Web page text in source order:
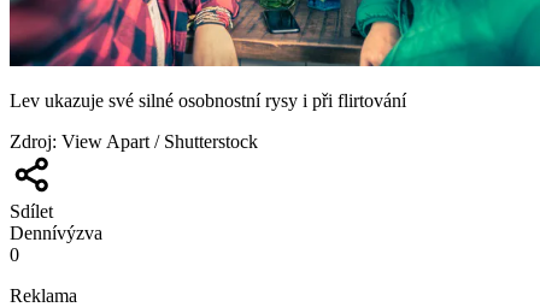
Lev ukazuje své silné osobnostní rysy i při flirtování
Zdroj: View Apart / Shutterstock
Sdílet
Dennívýzva
0
Reklama